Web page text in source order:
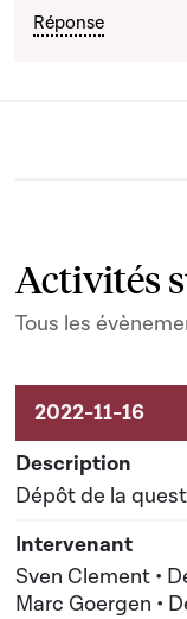
Réponse
Activités
Tous les
Activités sur le
Dépôt de la
Sven Clement •
Marc Goergen •